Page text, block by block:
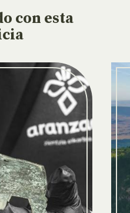
con esta